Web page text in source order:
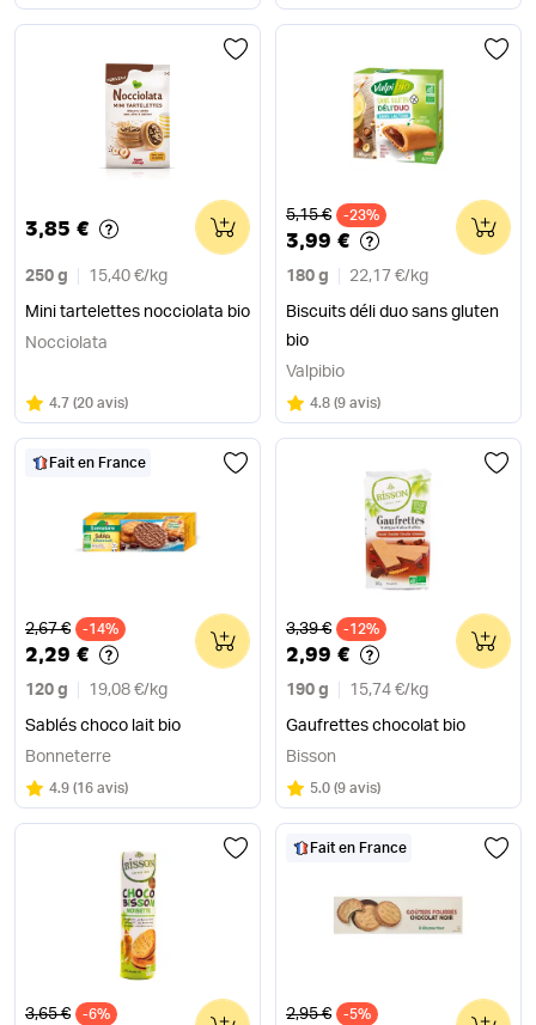
3,85 €
250 g 15,40 €/ kg
Mini tartelettes nocciolata bio
0
Nocciolata
Note
4.7 sur 5
(20 avis)
Ancien prix
5,15 € -23%
3,99 €
180 g 22,17 €/ kg
Biscuits déli duo sans gluten
bio
0
Valpibio
Note
4.8 sur 5
(9 avis)
Fait en France
Ancien prix
2,67 € -14%
2,29 €
120 g 19,08 €/ kg
Sablés choco lait bio
0
Bonneterre
Note
4.9 sur 5
(16 avis)
Ancien prix
3,39 € -12%
2,99 €
190 g 15,74 €/ kg
Gaufrettes chocolat bio
0
Bisson
Note
5.0 sur 5
(9 avis)
Ancien prix
3,65 € -6% 0
Fait en France
Ancien prix
2,95 € -5% 0